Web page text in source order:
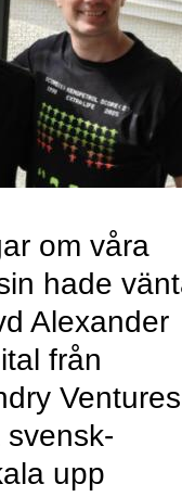
om våra
hade
Alexander
från
Ventures
upp